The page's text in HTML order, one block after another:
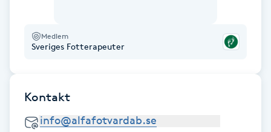
Funktionsanalys
Färgning
Medlem
Sveriges Fotterapeuter
Kontakt